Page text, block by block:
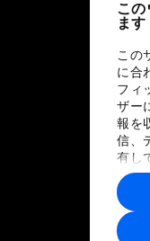
こ
ます
この
に合
フィ
ザー
報を
信、
有し
ユ
報や
に収
トナ